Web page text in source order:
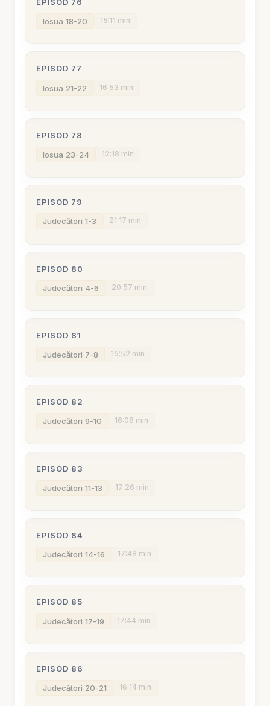
Iosua 18-20 15:11 min
EPISOD 77
Iosua 21-22 16:53 min
EPISOD 78
Iosua 23-24 12:18 min
EPISOD 79
Judecători 1-3 21:17 min
EPISOD 80
Judecători 4-6 20:57 min
EPISOD 81
Judecători 7-8 15:52 min
EPISOD 82
Judecători 9-10 16:08 min
EPISOD 83
Judecători 11-13 17:26 min
EPISOD 84
Judecători 14-16 17:48 min
EPISOD 85
Judecători 17-19 17:44 min
EPISOD 86
Judecători 20-21 16:14 min